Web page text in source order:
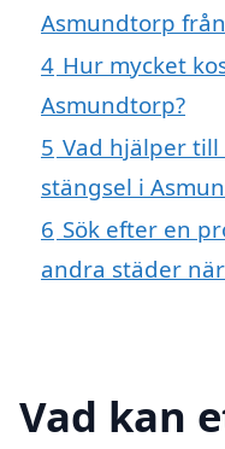
Asmundtorp
4 Hur mycket
Asmundtorp?
5 Vad hjälper
stängsel i
6 Sök efter en
andra städer
Vad kan